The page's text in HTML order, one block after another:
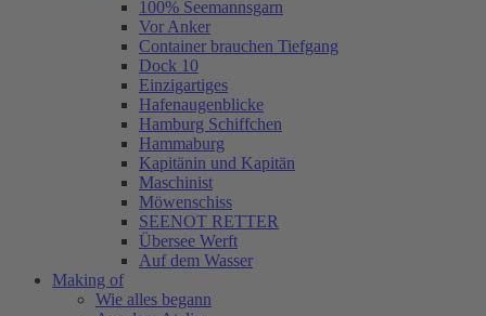
100% Seemannsgarn
Vor Anker
Container brauchen Tiefgang
Dock 10
Einzigartiges
Hafenaugen­blicke
Hamburg Schiffchen
Hammaburg
Kapitänin und Kapitän
Maschinist
Möwenschiss
SEENOT RETTER
Übersee Werft
Auf dem Wasser
Making of
Wie alles begann